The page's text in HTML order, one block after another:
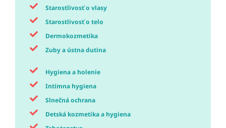
Starostlivosť o vlasy
Starostlivosť o telo
Dermokozmetika
Zuby a ústna dutina
Hygiena a holenie
Intímna hygiena
Slnečná ochrana
Detská kozmetika a hygiena